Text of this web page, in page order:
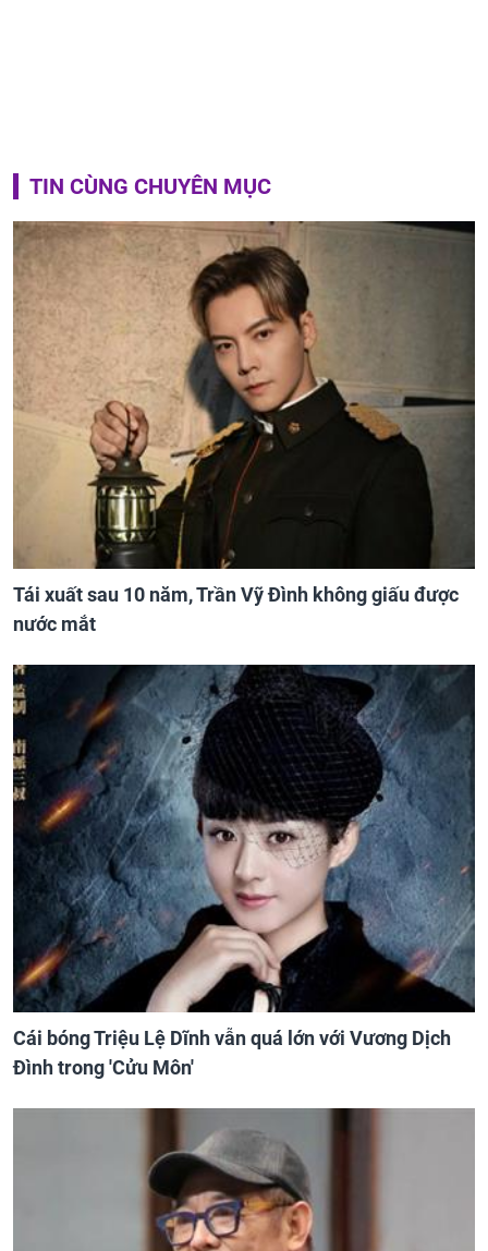
TIN CÙNG CHUYÊN MỤC
Tái xuất sau 10 năm, Trần Vỹ Đình không giấu được
nước mắt
Cái bóng Triệu Lệ Dĩnh vẫn quá lớn với Vương Dịch
Đình trong 'Cửu Môn'